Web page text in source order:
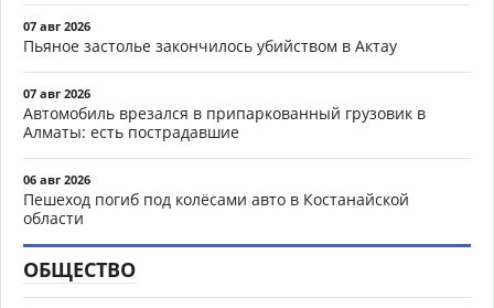
07 авг 2026
Пьяное застолье закончилось убийством в Актау
07 авг 2026
Автомобиль врезался в припаркованный грузовик в
Алматы: есть пострадавшие
06 авг 2026
Пешеход погиб под колёсами авто в Костанайской
области
ОБЩЕСТВО